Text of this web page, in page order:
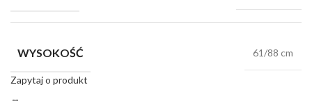
WYSOKOŚĆ 61/88 cm
Zapytaj o produkt